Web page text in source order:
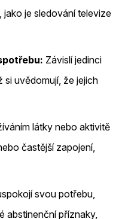
jako je sledování televize
Závislí jedinci
uvědomují, že jejich
látky nebo aktivitě
častější zapojení,
svou potřebu,
abstinenční příznaky,